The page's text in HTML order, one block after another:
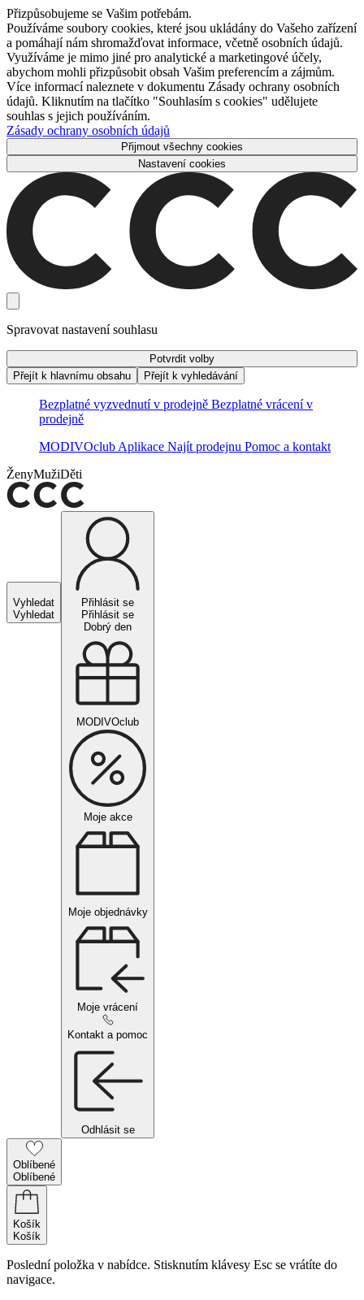
Přizpůsobujeme se Vašim potřebám.
Používáme soubory cookies, které jsou ukládány do Vašeho zařízení
a pomáhají nám shromažďovat informace, včetně osobních údajů.
Využíváme je mimo jiné pro analytické a marketingové účely,
abychom mohli přizpůsobit obsah Vašim preferencím a zájmům.
Více informací naleznete v dokumentu Zásady ochrany osobních
údajů. Kliknutím na tlačítko "Souhlasím s cookies" udělujete
souhlas s jejich používáním.
Zásady ochrany osobních údajů
Přijmout všechny cookies
Nastavení cookies
Spravovat nastavení souhlasu
Potvrdit volby
Přejít k hlavnímu obsahu
Přejít k vyhledávání
Bezplatné vyzvednutí v prodejně Bezplatné vrácení v
prodejně
MODIVOclub Aplikace Najít prodejnu Pomoc a kontakt
ŽenyMužiDěti
Vyhledat
Vyhledat
Přihlásit se
Přihlásit se
Dobrý den
MODIVOclub
Moje akce
Moje objednávky
Moje vrácení
Kontakt a pomoc
Odhlásit se
Oblíbené
Oblíbené
Košík
Košík
Poslední položka v nabídce. Stisknutím klávesy Esc se vrátíte do
navigace.